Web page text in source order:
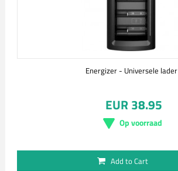
Energizer - Universele lader
EUR 38.95
Op voorraad
Add to Cart